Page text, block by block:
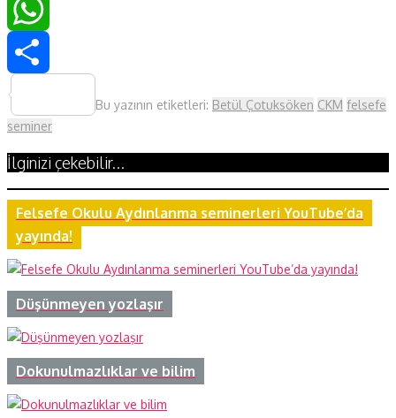
LinkedIn
WhatsApp
Bu yazının etiketleri: Betül Çotuksöken CKM felsefe
seminer
İlginizi çekebilir...
Felsefe Okulu Aydınlanma seminerleri YouTube’da
yayında!
Düşünmeyen yozlaşır
Dokunulmazlıklar ve bilim